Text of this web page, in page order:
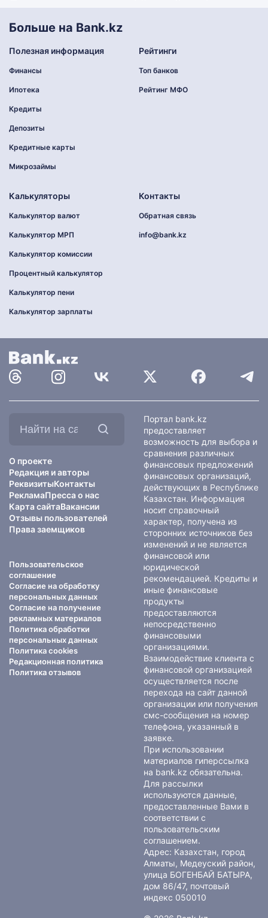
Больше на Bank.kz
Полезная информация
Финансы
Ипотека
Кредиты
Депозиты
Кредитные карты
Микрозаймы
Рейтинги
Топ банков
Рейтинг МФО
Калькуляторы
Калькулятор валют
Калькулятор МРП
Калькулятор комиссии
Процентный калькулятор
Калькулятор пени
Калькулятор зарплаты
Контакты
Обратная связь
info@bank.kz
О проекте
Редакция и авторы
РеквизитыКонтакты
РекламаПресса о нас
Карта сайтаВакансии
Отзывы пользователей
Права заемщиков
Пользовательское
соглашение
Согласие на обработку
персональных данных
Согласие на получение
рекламных материалов
Политика обработки
персональных данных
Политика cookies
Редакционная политика
Политика отзывов
Портал bank.kz
предоставляет
возможность для выбора и
сравнения различных
финансовых предложений
финансовых организаций,
действующих в Республике
Казахстан. Информация
носит справочный
характер, получена из
сторонних источников без
изменений и не является
финансовой или
юридической
рекомендацией. Кредиты и
иные финансовые
продукты
предоставляются
непосредственно
финансовыми
организациями.
Взаимодействие клиента с
финансовой организацией
осуществляется после
перехода на сайт данной
организации или получения
смс-сообщения на номер
телефона, указанный в
заявке.
При использовании
материалов гиперссылка
на bank.kz обязательна.
Для рассылки
используются данные,
предоставленные Вами в
соответствии с
пользовательским
соглашением.
Адрес: Казахстан, город
Алматы, Медеуский район,
улица БОГЕНБАЙ БАТЫРА,
дом 86/47, почтовый
индекс 050010